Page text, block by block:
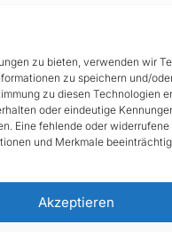
zu bieten, verwenden wir
zu speichern und/
zu diesen Technologien
oder eindeutige
Eine fehlende oder widerrufene
und Merkmale
Akzeptieren